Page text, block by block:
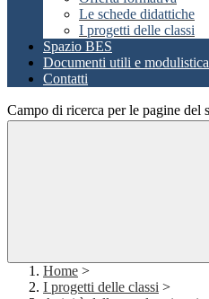
Le schede didattiche
I progetti delle classi
Spazio BES
Documenti utili e modulistica
Contatti
Campo di ricerca per le pagine del
Home >
I progetti delle classi >